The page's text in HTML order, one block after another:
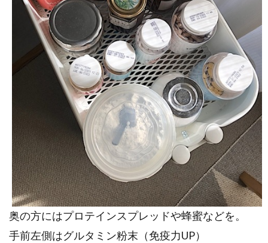
奥の方にはプロテインスプレッドや蜂蜜などを。
手前左側はグルタミン粉末（免疫力UP）